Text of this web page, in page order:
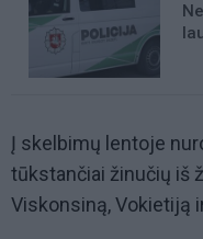
Į skelbimų lentoje
tūkstančiai žinučių iš
Viskonsiną, Vokietiją